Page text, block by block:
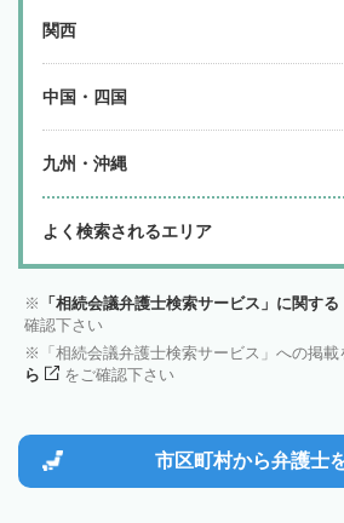
関西
中国・四国
九州・沖縄
よく検索されるエリア
「相続会議弁護士検索サービス」に関す
確認下さい
「相続会議弁護士検索サービス」への掲
ら
をご確認下さい
市区町村から弁護士